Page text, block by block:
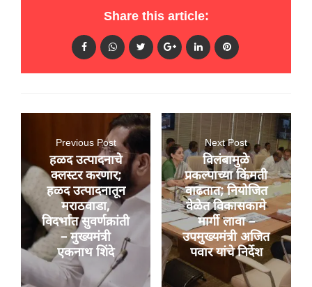
Share this article:
Previous Post
हळद उत्पादनाचे
क्लस्टर करणार;
हळद उत्पादनातून
मराठवाडा,
विदर्भात सुवर्णक्रांती
– मुख्यमंत्री
एकनाथ शिंदे
Next Post
विलंबामुळे
प्रकल्पाच्या किंमती
वाढतात; नियोजित
वेळेत विकासकामे
मार्गी लावा –
उपमुख्यमंत्री अजित
पवार यांचे निर्देश